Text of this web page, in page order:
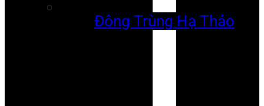
Đông Trùng Hạ Thảo